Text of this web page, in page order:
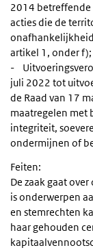
2014
acties die de
artikel 1, onder f);
-
juli 2022 tot
de Raad van 17
maatregelen met
integriteit,
ondermijnen of
Feiten:
De zaak gaat
is onderwerpen
en stemrechten
haar gehouden